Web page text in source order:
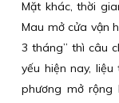
Mặt khác, thời
Mau mở cửa vận
3 tháng” thì câu
yếu hiện nay,
phương mở rộng